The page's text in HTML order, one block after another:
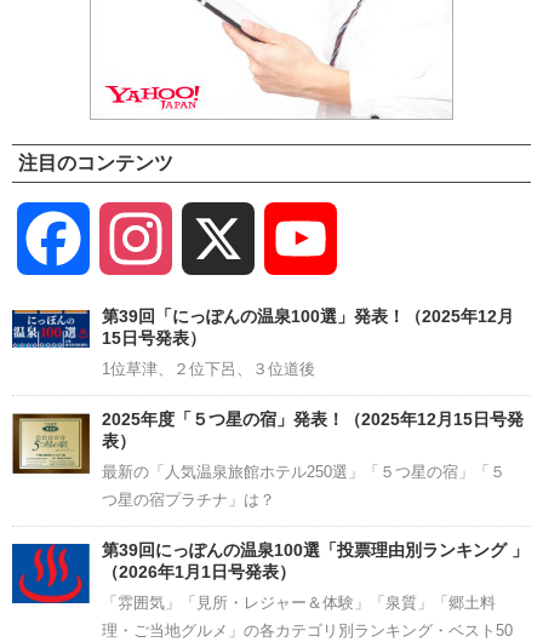
注目のコンテンツ
Facebook Instagram
Channel
第39回「にっぽんの温泉100選」発表！（2025年12月
15日号発表）
1位草津、２位下呂、３位道後
2025年度「５つ星の宿」発表！（2025年12月15日号発
表）
最新の「人気温泉旅館ホテル250選」「５つ星の宿」「５
つ星の宿プラチナ」は？
第39回にっぽんの温泉100選「投票理由別ランキング 」
（2026年1月1日号発表）
「雰囲気」「見所・レジャー＆体験」「泉質」「郷土料
理・ご当地グルメ」の各カテゴリ別ランキング・ベスト50